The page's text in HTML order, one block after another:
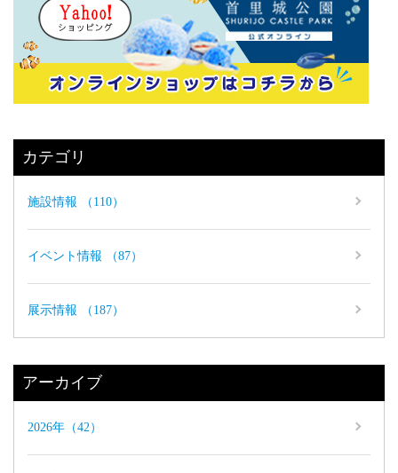
カテゴリ
施設情報 （110）
イベント情報 （87）
展示情報 （187）
アーカイブ
2026年（42）